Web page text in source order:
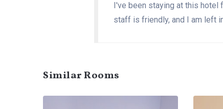
I've been staying at this hotel
staff is friendly, and I am left
Similar Rooms